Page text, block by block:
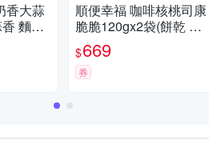
香大蒜
麵包
順便幸福 咖啡核桃司康
脆脆120gx2袋(餅乾 零
食 甜點)
$669
券